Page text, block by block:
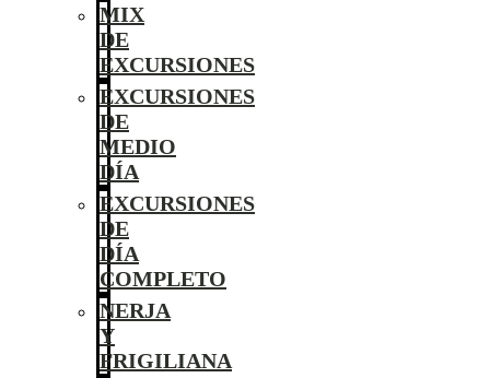
MIX
DE
EXCURSIONES
EXCURSIONES
DE
MEDIO
DÍA
EXCURSIONES
DE
DÍA
COMPLETO
NERJA
Y
FRIGILIANA